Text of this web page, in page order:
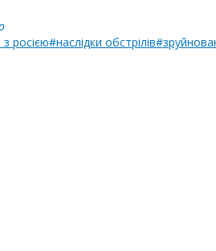
з росією#наслідки обстрілів